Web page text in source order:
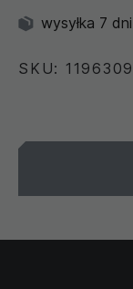
wysyłka 7 dni
SKU: 1196309